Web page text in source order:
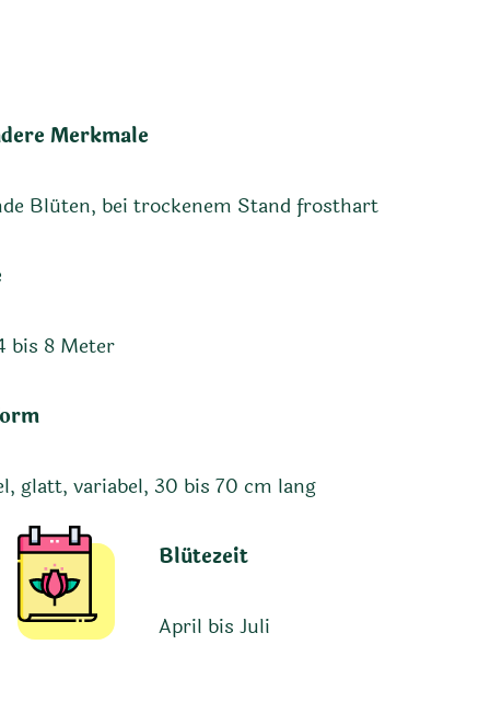
Merkmale
Blüten, bei trockenem Stand frosthart
bis 8 Meter
glatt, variabel, 30 bis 70 cm lang
Blütezeit
April bis Juli